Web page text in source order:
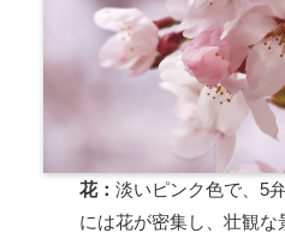
花：淡いピンク色で、5
には花が密集し、壮観な